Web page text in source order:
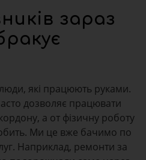
зараз
які працюють руками.
дозволяє працювати
а от фізичну роботу
Ми це вже бачимо по
Наприклад, ремонти за